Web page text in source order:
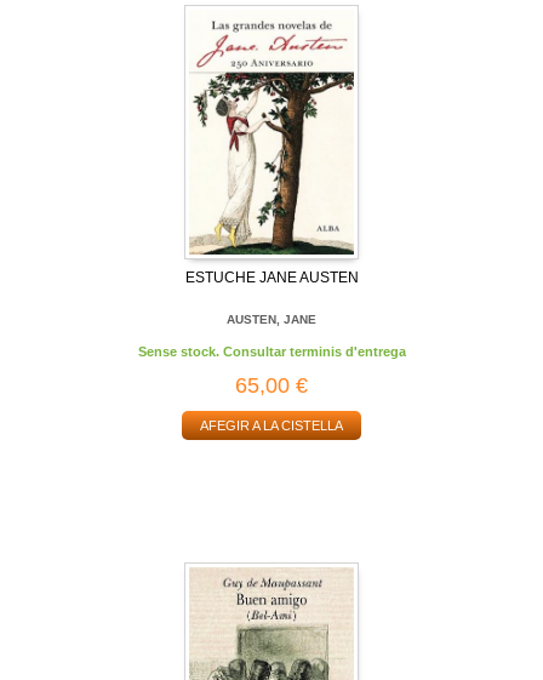
ESTUCHE JANE AUSTEN
AUSTEN, JANE
Sense stock. Consultar terminis d'entrega
65,00 €
AFEGIR A LA CISTELLA